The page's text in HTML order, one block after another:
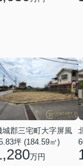
城郡三宅町大字屏風
坪 (184.59㎡)
万円